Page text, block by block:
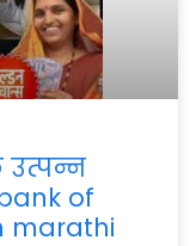
of
marathi